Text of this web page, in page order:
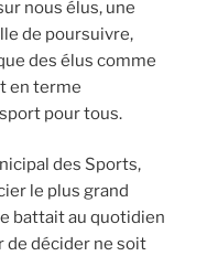
nous élus, une
de poursuivre,
des élus comme
en terme
pour tous.
des Sports,
le plus grand
battait au quotidien
de décider ne soit